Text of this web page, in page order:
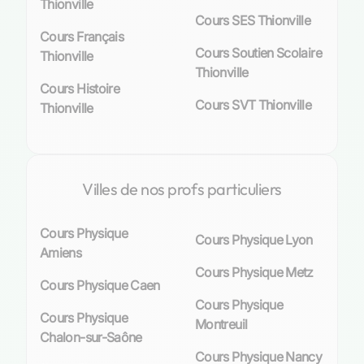
d’enseignants spécialisés en physique-chimie
prêts à dispenser un accompagnement sur
mesure. Leur mission ? Transmettre passion et
compréhension, tout en adaptant leur
pédagogie aux profils uniques de chaque élève.
Les différentes formules de cours particuliers
À Thionville, la flexibilité est le maître-mot en ce
qui concerne les cours particuliers de physique.
Nous savons que chaque élève a des besoins et
des contraintes uniques ; c’est pourquoi nous
offrons une gamme variée de formules
pédagogiques. Les élèves peuvent opter pour
Thionville
Cours Français
Thionville
Cours Histoire
Thionville
Cours SES Thionville
Cours Soutien Scolaire
Thionville
Cours SVT Thionville
Villes de nos profs particuliers
Cours Physique
Amiens
Cours Physique Caen
Cours Physique
Chalon-sur-Saône
Cours Physique Lyon
Cours Physique Metz
Cours Physique
Montreuil
Cours Physique Nancy